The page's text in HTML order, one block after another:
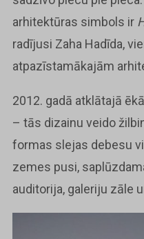
arhitektūras simbols ir
radījusi Zaha Hadīda,
atpazīstamākajām
2012. gadā atklātajā
– tās dizainu veido
formas slejas debesu
zemes pusi,
auditorija, galeriju zāle